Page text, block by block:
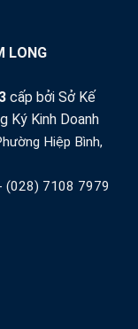
LONG
cấp bởi Sở Kế
Ký Kinh Doanh
Hiệp Bình,
(028) 7108 7979